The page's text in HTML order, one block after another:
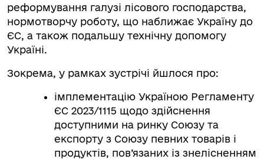
реформування галузі лісового господарства,
нормотворчу роботу, що наближає Україну до
ЄС, а також подальшу технічну допомогу
Україні.
Зокрема, у рамках зустрічі йшлося про:
імплементацію Україною Регламенту
ЄС 2023/1115 щодо здійснення
доступними на ринку Союзу та
експорту з Союзу певних товарів і
продуктів, пов’язаних із знелісненням